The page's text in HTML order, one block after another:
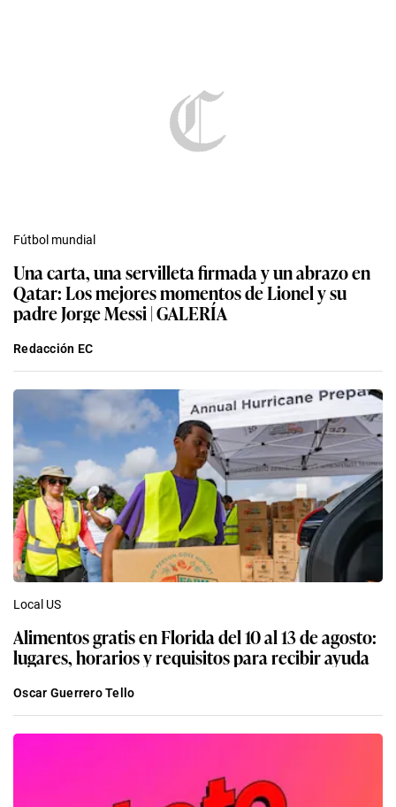
Fútbol mundial
Una carta, una servilleta firmada y un abrazo en
Qatar: Los mejores momentos de Lionel y su
padre Jorge Messi | GALERÍA
Redacción EC
Local US
Alimentos gratis en Florida del 10 al 13 de agosto:
lugares, horarios y requisitos para recibir ayuda
Oscar Guerrero Tello